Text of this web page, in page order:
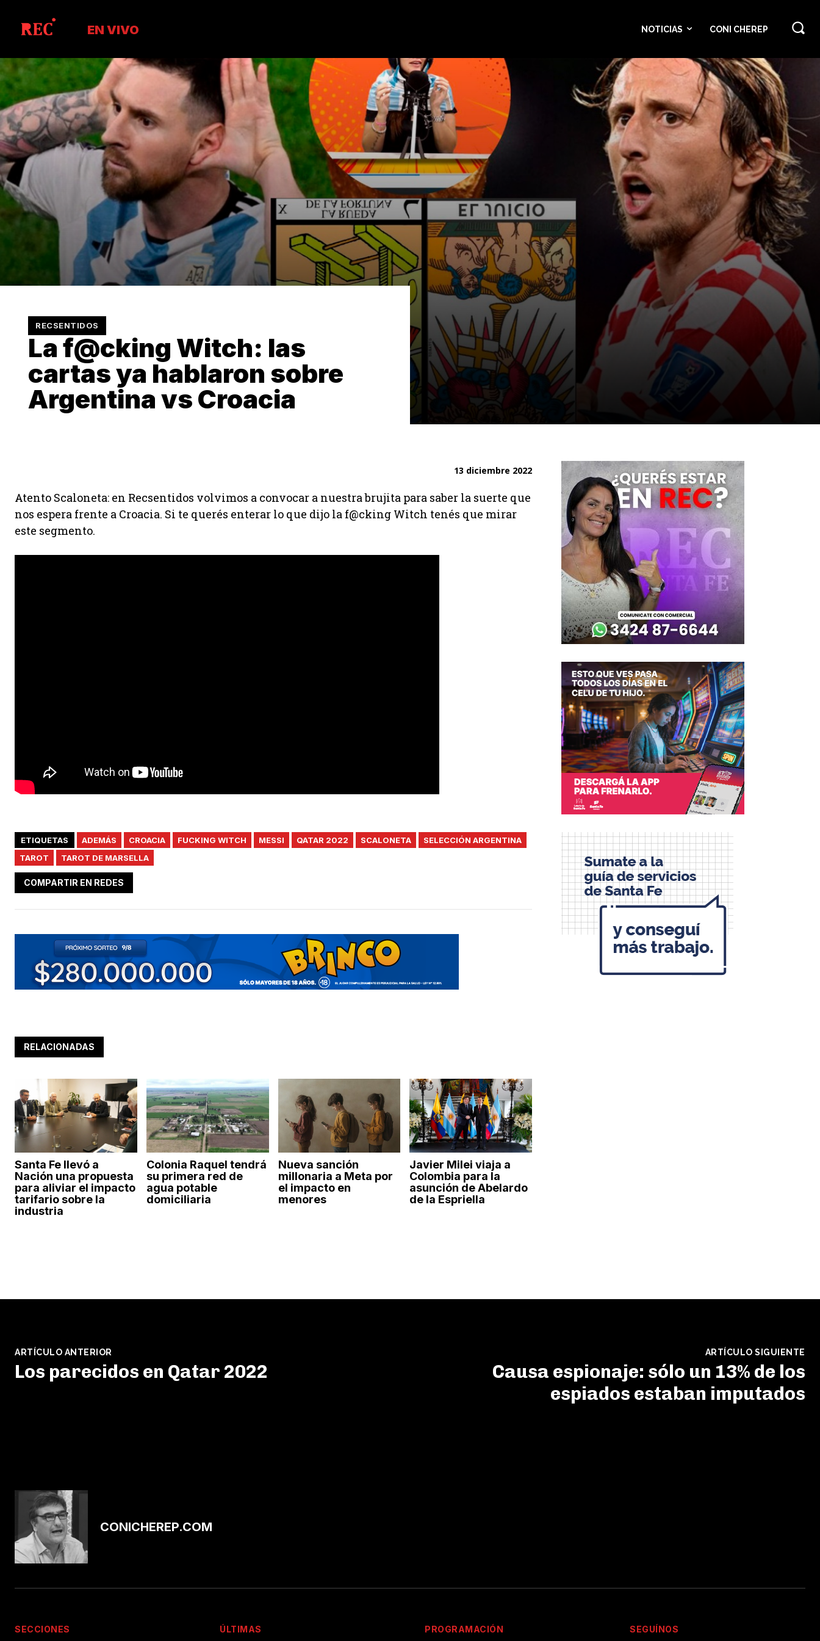
EN VIVO NOTICIAS CONI CHEREP
RECSENTIDOS
La f@cking Witch: las
cartas ya hablaron sobre
Argentina vs Croacia
13 diciembre 2022
Atento Scaloneta: en Recsentidos volvimos a convocar a nuestra brujita para saber la suerte que
nos espera frente a Croacia. Si te querés enterar lo que dijo la f@cking Witch tenés que mirar
este segmento.
ETIQUETAS ADEMÁS CROACIA FUCKING WITCH MESSI QATAR 2022 SCALONETA
SELECCIÓN ARGENTINA
TAROT
TAROT DE MARSELLA
COMPARTIR EN REDES
RELACIONADAS
Santa Fe llevó a
Nación una propuesta
para aliviar el impacto
tarifario sobre la
industria
Colonia Raquel tendrá
su primera red de
agua potable
domiciliaria
Nueva sanción
millonaria a Meta por
el impacto en
menores
Javier Milei viaja a
Colombia para la
asunción de Abelardo
de la Espriella
ARTÍCULO ANTERIOR
Los parecidos en Qatar 2022
ARTÍCULO SIGUIENTE
Causa espionaje: sólo un 13% de los
espiados estaban imputados
CONICHEREP.COM
SECCIONES ÚLTIMAS PROGRAMACIÓN SEGUÍNOS